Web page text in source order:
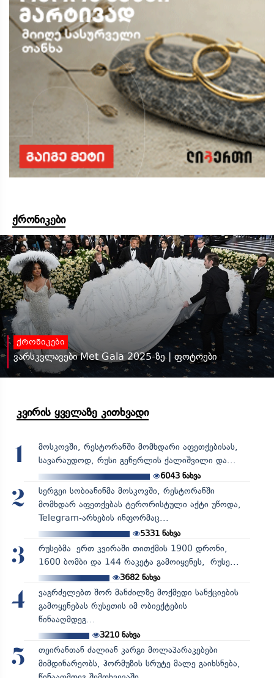
ქრონიკები
ქრონიკები
ვარსკვლავები Met Gala 2025-ზე | ფოტოები
კვირის ყველაზე კითხვადი
1
მოსკოვში, რესტორანში მომხდარი აფეთქებისას,
სავარაუდოდ, რუსი გენერლის ქალიშვილი და...
6043 ნახვა
2
სერგეი სობიანინმა მოსკოვში, რესტორანში
მომხდარ აფეთქებას ტერორისტული აქტი უწოდა,
Telegram-არხების ინფორმაც...
5331ნახვა
3
რუსებმა ერთ კვირაში თითქმის 1900 დრონი,
1600 ბომბი და 144 რაკეტა გამოიყენეს, რუსე...
3682ნახვა
4
ვაგრძელებთ შორ მანძილზე მოქმედი სანქციების
გამოყენებას რუსეთის იმ ობიექტების
წინააღმდეგ...
3210ნახვა
5
თეირანთან ძალიან კარგი მოლაპარაკებები
მიმდინარეობს, ჰორმუზის სრუტე მალე გაიხსნება,